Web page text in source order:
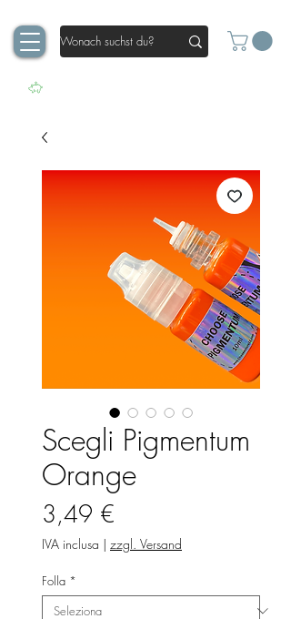
Scegli Pigmentum
Orange
3,49 €
IVA inclusa | zzgl. Versand
Folla *